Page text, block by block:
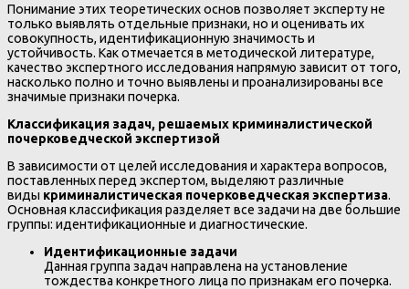
Понимание этих теоретических основ позволяет эксперту не
только выявлять отдельные признаки, но и оценивать их
совокупность, идентификационную значимость и
устойчивость. Как отмечается в методической литературе,
качество экспертного исследования напрямую зависит от того,
насколько полно и точно выявлены и проанализированы все
значимые признаки почерка.
Классификация задач, решаемых криминалистической
почерковедческой экспертизой
В зависимости от целей исследования и характера вопросов,
поставленных перед экспертом, выделяют различные
виды криминалистическая почерковедческая экспертиза.
Основная классификация разделяет все задачи на две большие
группы: идентификационные и диагностические.
Идентификационные задачи
Данная группа задач направлена на установление
тождества конкретного лица по признакам его почерка.